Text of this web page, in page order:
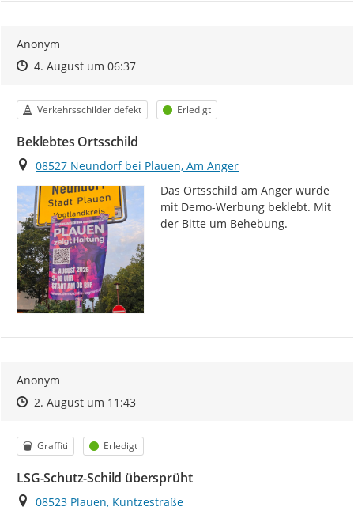
Anonym
Zeitpunkt des Erstellens
Zeitpunkt des Erstellens
4. August um 06:37Zur Äußerung
Kategorie
Verkehrsschilder defekt Status
Erledigt
Beklebtes Ortsschild
Ort
08527 Neundorf bei Plauen, Am Anger
Das Ortsschild am Anger wurde
mit Demo-Werbung beklebt. Mit
der Bitte um Behebung.
Anonym
Zeitpunkt des Erstellens
Zeitpunkt des Erstellens
2. August um 11:43Zur Äußerung
Kategorie
Graffiti Status
Erledigt
LSG-Schutz-Schild übersprüht
Ort
08523 Plauen, Kuntzestraße